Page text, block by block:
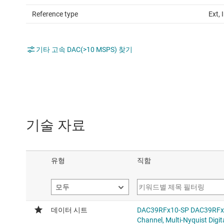
Reference type Ext,
기타 고속 DAC(>10 MSPS) 찾기
기술 자료